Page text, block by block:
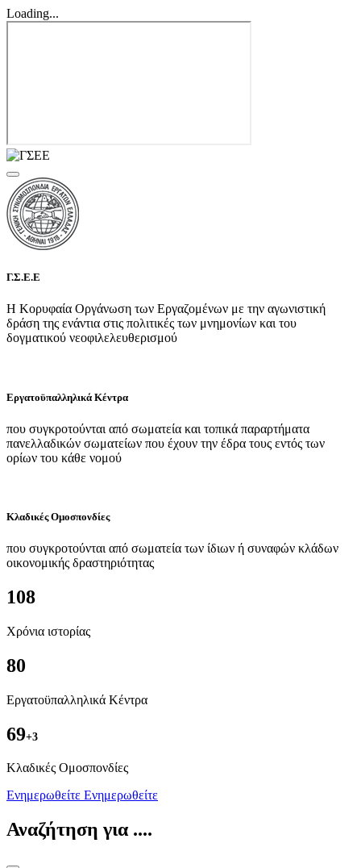
Loading...
Γ.Σ.Ε.Ε
Η Κορυφαία Οργάνωση των Εργαζομένων με την αγωνιστική
δράση της ενάντια στις πολιτικές των μνημονίων και του
δογματικού νεοφιλελευθερισμού
Εργατοϋπαλληλικά Κέντρα
που συγκροτούνται από σωματεία και τοπικά παραρτήματα
πανελλαδικών σωματείων που έχουν την έδρα τους εντός των
ορίων του κάθε νομού
Κλαδικές Ομοσπονδίες
που συγκροτούνται από σωματεία των ίδιων ή συναφών κλάδων
οικονομικής δραστηριότητας
108
Χρόνια ιστορίας
80
Εργατοϋπαλληλικά Κέντρα
69+3
Kλαδικές Ομοσπονδίες
Ενημερωθείτε Ενημερωθείτε
Αναζήτηση για ....